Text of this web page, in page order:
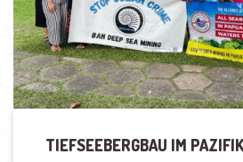
TIEFSEEBERGBAU IM PAZIFIK